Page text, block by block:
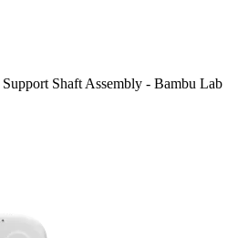
Shaft Assembly - Bambu Lab